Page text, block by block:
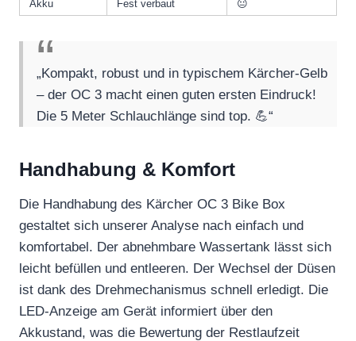
Akku Fest verbaut 😐
„Kompakt, robust und in typischem Kärcher-Gelb
– der OC 3 macht einen guten ersten Eindruck!
Die 5 Meter Schlauchlänge sind top. 💪“
Handhabung & Komfort
Die Handhabung des Kärcher OC 3 Bike Box
gestaltet sich unserer Analyse nach einfach und
komfortabel. Der abnehmbare Wassertank lässt sich
leicht befüllen und entleeren. Der Wechsel der Düsen
ist dank des Drehmechanismus schnell erledigt. Die
LED-Anzeige am Gerät informiert über den
Akkustand, was die Bewertung der Restlaufzeit